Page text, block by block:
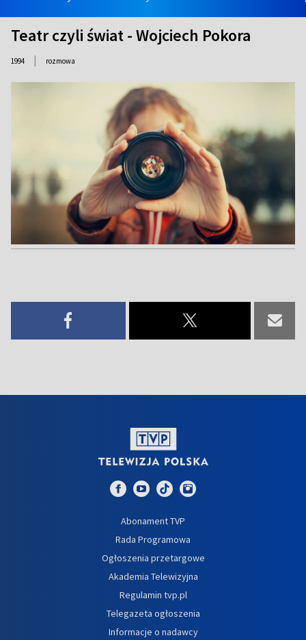
Teatr czyli świat - Wojciech Pokora
1994 | rozmowa
Abonament TVP
Rada Programowa
Ogłoszenia przetargowe
Akademia Telewizyjna
Regulamin tvp.pl
Telegazeta ogłoszenia
Informacje o nadawcy